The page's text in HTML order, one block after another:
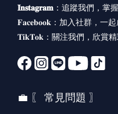
𝐈𝐧𝐬𝐭𝐚𝐠𝐫𝐚𝐦 ： 追蹤我們，掌
𝐅𝐚𝐜𝐞𝐛𝐨𝐨𝐤： 加入社群，一起
𝐓𝐢𝐤𝐓𝐨𝐤： 關注我們，欣賞精
💼 〖 常見問題 〗